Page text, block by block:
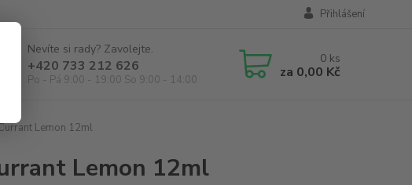
Přihlášení
Nevíte si rady? Zavolejte.
+420 733 212 626
Po - Pá 9:00 - 19:00 So 9:00 - 14:00
0 ks
za 0,00 Kč
Lemon 12ml
Lemon 12ml